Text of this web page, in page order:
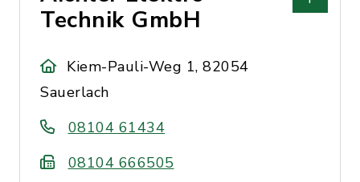
Technik GmbH
Kiem-Pauli-Weg 1, 82054
Sauerlach
08104 61434
08104 666505